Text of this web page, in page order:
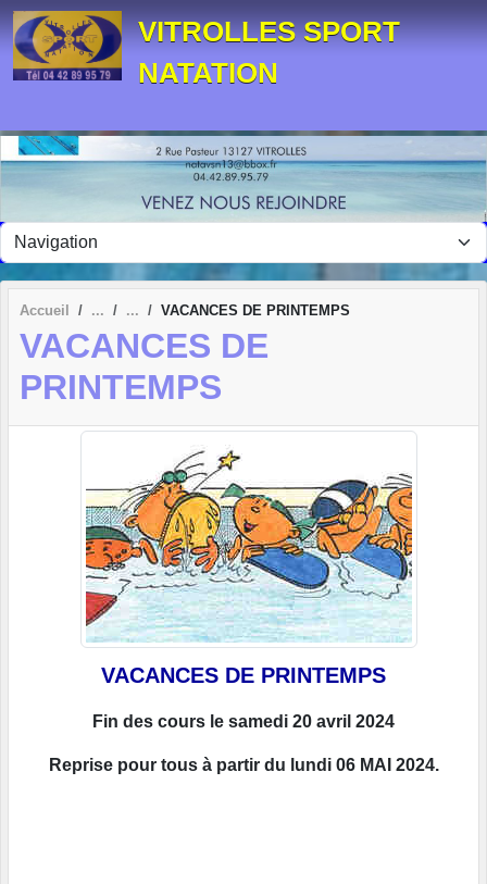
VITROLLES SPORT
NATATION
Accueil VACANCES DE PRINTEMPS
VACANCES DE
PRINTEMPS
VACANCES DE PRINTEMPS
Fin des cours le samedi 20 avril 2024
Reprise pour tous à partir du lundi 06 MAI 2024.
Panneau de gestion des cookies